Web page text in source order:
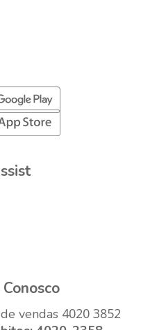
vendas 4020 3852